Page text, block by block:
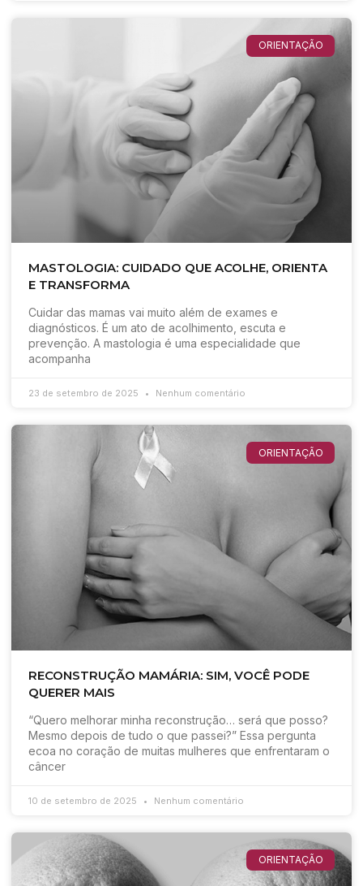
ORIENTAÇÃO
MASTOLOGIA: CUIDADO QUE ACOLHE, ORIENTA
E TRANSFORMA
Cuidar das mamas vai muito além de exames e
diagnósticos. É um ato de acolhimento, escuta e
prevenção. A mastologia é uma especialidade que
acompanha
23 de setembro de 2025 Nenhum comentário
ORIENTAÇÃO
RECONSTRUÇÃO MAMÁRIA: SIM, VOCÊ PODE
QUERER MAIS
“Quero melhorar minha reconstrução… será que posso?
Mesmo depois de tudo o que passei?” Essa pergunta
ecoa no coração de muitas mulheres que enfrentaram o
câncer
10 de setembro de 2025 Nenhum comentário
ORIENTAÇÃO